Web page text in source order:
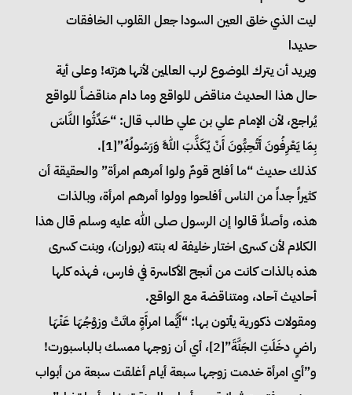
ليت الذي خلق العين السودا جعل القلوب الخافقات
حديدا
ويريد أن يترك الموضوع لرب العالمين لأنها هزته! وعلى أية
حال هذا الحديث مناقض للواقع وما دام مناقضاً للواقع
يُراجع، لأن الإمام علي بن علي طالب قال: “حَدِّثُوا النَّاسَ
بِمَا يَعْرِفُونَ أَتُحِبُّونَ أَنْ يُكَذَّبَ اللَّهُ وَرَسُولُهُ”[1].
كذلك حديث “ما أفلح قومٌ ولوا أمرهم امرأة” والحقيقة أن
كثيراً جداً من الناس أفلحوا وولوا أمرهم امرأة، وبالذات
هذه، وأصلاً قالوا إن الرسول صلى الله عليه وسلم قال هذا
الكلام لأن كسرى اختار خليفة له بنته (بوران)، وبنت كسرى
هذه بالذات كانت من أنجح الأكاسرة في فارس، فهذه كلها
أحاديث آحاد، ومتناقضة مع الواقع.
ومقولات ذكورية يأتون بها: “أَيُّما امرأَةٍ ماتَتْ وزوْجُهَا عَنْهَا
راضٍ دخَلَتِ الجَنَّةَ”[2]، أي أن زوجها ممسك بالباسبورت!
و”أي امرأة خدمت زوجها سبعة أيام أغلقت سبعة من أبواب